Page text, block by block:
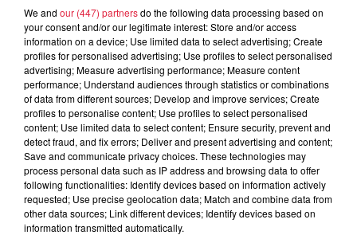
ÉVÉNEMENT À RHINAU – PENSEZ À
RÉSERVER VOTRE REPAS !
Le samedi 6 juin 2026, venez célébrer avec nous les
30 ans des Rhinau Schalmeien
20 ans des Lus Bueva Mulhouse
Une soirée festive vous attend à la salle polyvalente de
Rhinau, de 17h à 1h, avec :
animations Guggenmusik & Schalmei
DJ assuré par les Riedika Klopfer
feu d’artifice à minuit
We and our (447) partnersdo the following data processing based on
your consent and/or our legitimate interest: Store and/or access
information on a device; Use limited data to select advertising; Create
profiles for personalised advertising; Use profiles to select personalised
advertising; Measure advertising performance; Measure content
performance; Understand audiences through statistics or combinations
of data from different sources; Develop and improve services; Create
profiles to personalise content; Use profiles to select personalised
content; Use limited data to select content; Ensure security, prevent and
detect fraud, and fix errors; Deliver and present advertising and content;
Save and communicate privacy choices. These technologies may
process personal data such as IP address and browsing data to offer
following functionalities: Identify devices based on information actively
requested; Use precise geolocation data; Match and combine data from
other data sources; Link different devices; Identify devices based on
information transmitted automatically.